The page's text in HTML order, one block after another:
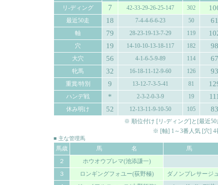
リ-ディング
7 42-33-29-26-25-147 302
最近50走 18 7-4-4-6-6-23 50 61
軸 79 28-23-19-13-7-29 119
穴 19 14-10-10-13-18-117 182 98
大穴 56 4-1-6-5-9-89 114 67
牝馬 32 16-18-11-12-9-60 126 93
重賞/特別 9 13-12-7-3-5-41 81
ハンデ戦 * 2-3-2-0-3-9 19
休み明け 52 12-13-11-9-10-50 105 83
※ 順位付け [リ-ディング]と[最近
※ [軸] 1～3番人気 [穴] 4
■ 主な管理馬
馬歳 馬 名
馬
２
ホウオウプレマ(池添謙一)
３
ロンギングフォユー(荻野極)
ダノンプレサージ